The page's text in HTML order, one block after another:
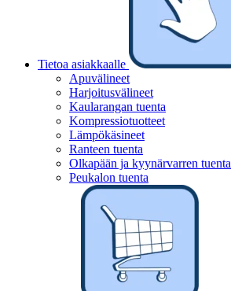
Tietoa asiakkaalle
Apuvälineet
Harjoitusvälineet
Kaularangan tuenta
Kompressiotuotteet
Lämpökäsineet
Ranteen tuenta
Olkapään ja kyynärvarren tuenta
Peukalon tuenta